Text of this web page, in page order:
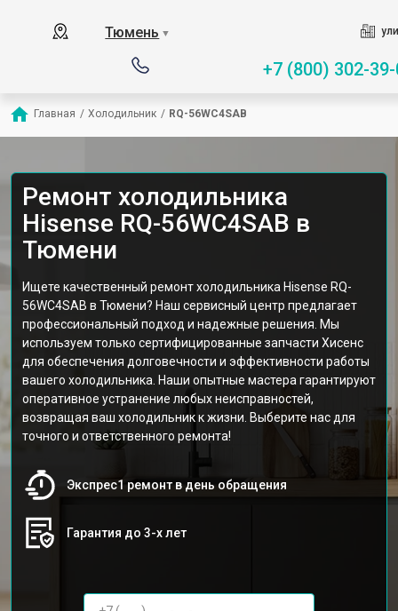
Тюмень ▼
+7 (800) 302-
Главная / Холодильник / RQ-56WC4SAB
Ремонт холодильника
Hisense RQ-56WC4SAB в
Тюмени
Ищете качественный ремонт холодильника Hisense RQ-
56WC4SAB в Тюмени? Наш сервисный центр предлагает
профессиональный подход и надежные решения. Мы
используем только сертифицированные запчасти Хисенс
для обеспечения долговечности и эффективности работы
вашего холодильника. Наши опытные мастера гарантируют
оперативное устранение любых неисправностей,
возвращая ваш холодильник к жизни. Выберите нас для
точного и ответственного ремонта!
Экспрес1 ремонт в день обращения
Гарантия до 3-х лет